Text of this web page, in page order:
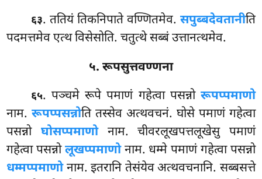
६३. ततियं तिकनिपाते वण्णितमेव. सपुब्बदेवतानीति
पदमत्तमेव एत्थ विसेसोति. चतुत्थे सब्बं उत्तानत्थमेव.
५. रूपसुत्तवण्णना
६५. पञ्चमे रूपे पमाणं गहेत्वा पसन्नो रूपप्पमाणो
नाम.रूपप्पसन्नोति तस्सेव अत्थवचनं. घोसे पमाणं गहेत्वा
पसन्नो घोसप्पमाणोनाम. चीवरलूखपत्तलूखेसु पमाणं
गहेत्वा पसन्नोलूखप्पमाणोनाम. धम्मे पमाणं गहेत्वा पसन्नो
धम्मप्पमाणोनाम. इतरानि तेसंयेव अत्थवचनानि. सब्बसत्ते